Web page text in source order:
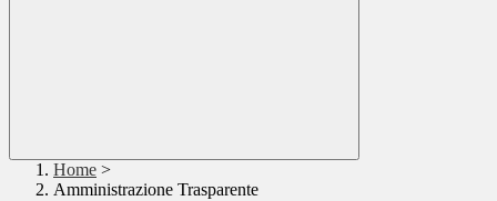
Home >
Amministrazione Trasparente